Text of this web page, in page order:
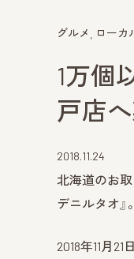
グルメ ローカ
1万個
戸店
2018.11.24
北海道のお
デニルタオ』。
2018年11月